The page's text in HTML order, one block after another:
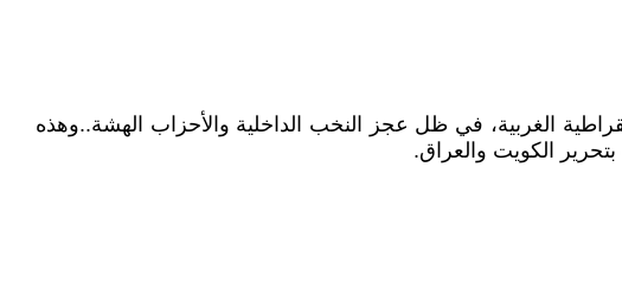
الغربية، في ظل عجز النخب الداخلية والأحزاب الهشة..وهذه
الكويت والعراق.